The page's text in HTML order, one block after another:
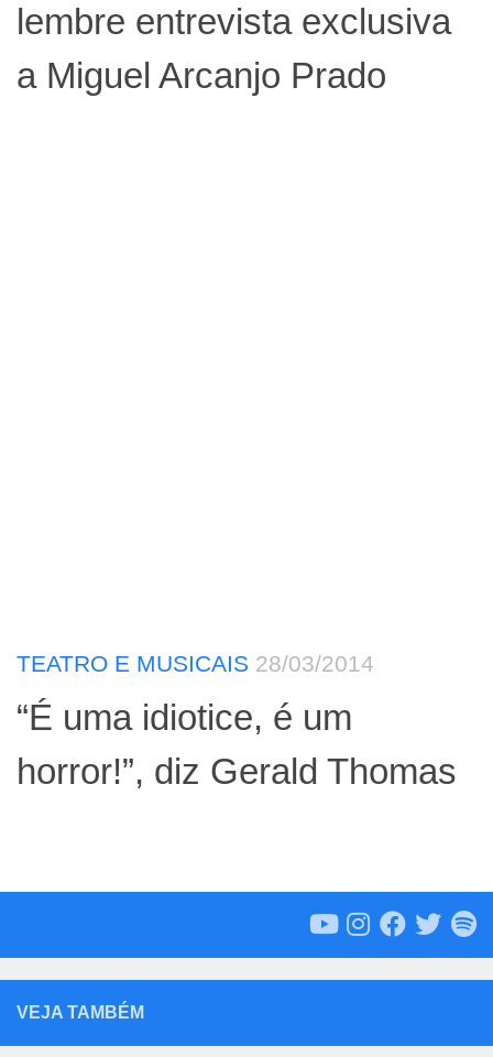
lembre entrevista exclusiva
a Miguel Arcanjo Prado
TEATRO E MUSICAIS 28/03/2014
“É uma idiotice, é um
horror!”, diz Gerald Thomas
VEJA TAMBÉM